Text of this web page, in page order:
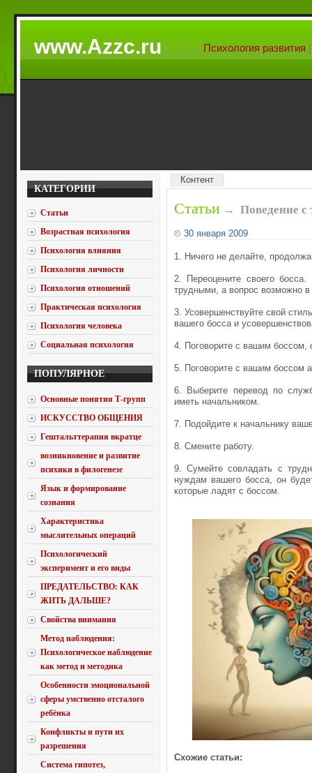
www.Azzc.ru Психология развития
КАТЕГОРИИ
Статьи
Возрастная психология
Психология влияния
Психология личности
Психология отношений
Практическая психология
Психология человека
Социальная психология
ПОПУЛЯРНОЕ
Основные понятия Т-групп
ИСКУССТВО ОБЩЕНИЯ
Гештальттерапия вкратце
возникновение и развитие
психики в филогенезе
Язык и формирование
сознания
Характеристика
мыслительных операций
Психологический
эксперимент и его виды
ПРЕДАТЕЛЬСТВО: КАК
ЖИТЬ ДАЛЬШЕ?
Свойства внимания
Метод наблюдения:
Психологическое наблюдение
как метод и методика
Особенности эмоциональной
сферы умственно отсталого
ребёнка
Конфликты и пути их
разрешения
Система гипотез,
Контент
Статьи → Поведение с
30 января 2009
1. Ничего не делайте,
2. Переоцените своего
трудными, а вопрос возможно
3. Усовершенствуйте свой
вашего босса и
4. Поговорите с вашим боссом,
5. Поговорите с вашим боссом
6. Выберите перевод по
иметь начальником.
7. Подойдите к начальнику
8. Смените работу.
9. Сумейте совладать с
нуждам вашего босса, он
которые ладят с боссом.
Схожие статьи: